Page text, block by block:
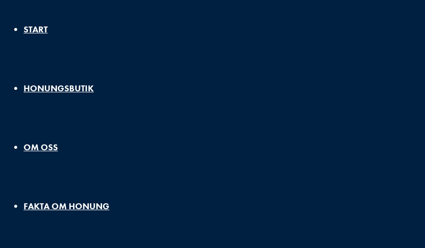
START
HONUNGSBUTIK
OM OSS
FAKTA OM HONUNG